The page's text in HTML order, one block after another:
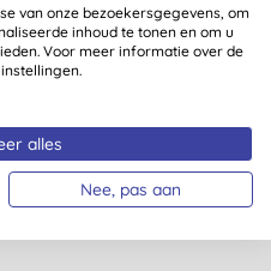
ME IN!
Green Smile Europe. Zie ons
tijde uitschrijven.
van onze bezoekersgegevens, om
inhoud te tonen en om u
Voor meer informatie over de
alles
Nee, pas aan